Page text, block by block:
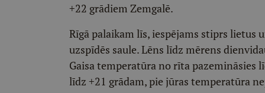
+22 grādiem Zemgalē.
Rīgā palaikam līs, iespējams stiprs lietus
uzspīdēs saule. Lēns līdz mērens
Gaisa temperatūra no rīta pazemināsies
līdz +21 grādam, pie jūras temperatūra